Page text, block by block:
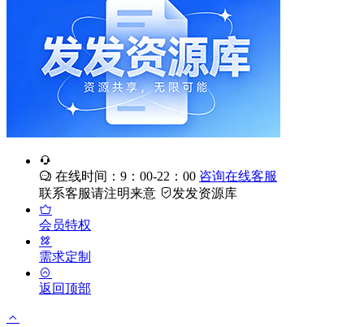
在线时间：9：00-22：00 咨询在线客服
联系客服请注明来意
发发资源库
会员特权
需求定制
返回顶部